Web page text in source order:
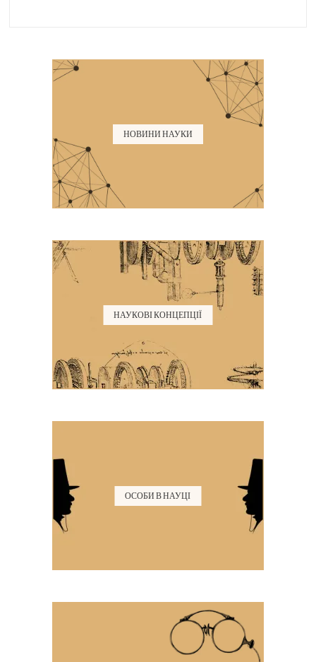
НОВИНИ НАУКИ
НАУКОВІ КОНЦЕПЦІЇ
ОСОБИ В НАУЦІ